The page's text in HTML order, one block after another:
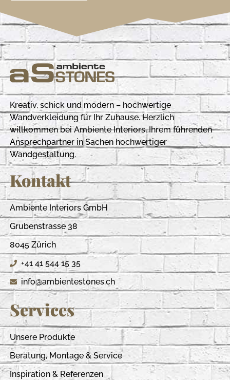
Kreativ, schick und modern – hochwertige
Wandverkleidung für Ihr Zuhause. Herzlich
willkommen bei Ambiente Interiors, Ihrem führenden
Ansprechpartner in Sachen hochwertiger
Wandgestaltung.
Kontakt
Ambiente Interiors GmbH
Grubenstrasse 38
8045 Zürich
+41 41 544 15 35
info@ambientestones.ch
Services
Unsere Produkte
Beratung, Montage & Service
Inspiration & Referenzen